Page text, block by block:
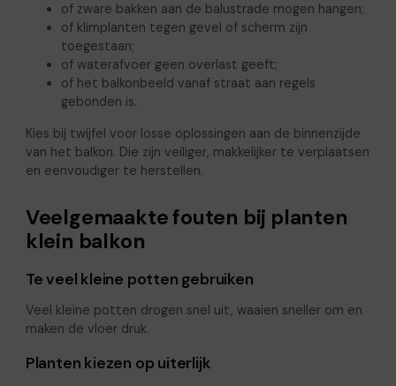
of zware bakken aan de balustrade mogen hangen;
of klimplanten tegen gevel of scherm zijn
toegestaan;
of waterafvoer geen overlast geeft;
of het balkonbeeld vanaf straat aan regels
gebonden is.
Kies bij twijfel voor losse oplossingen aan de binnenzijde
van het balkon. Die zijn veiliger, makkelijker te verplaatsen
en eenvoudiger te herstellen.
Veelgemaakte fouten bij planten
klein balkon
Te veel kleine potten gebruiken
Veel kleine potten drogen snel uit, waaien sneller om en
maken de vloer druk.
Planten kiezen op uiterlijk